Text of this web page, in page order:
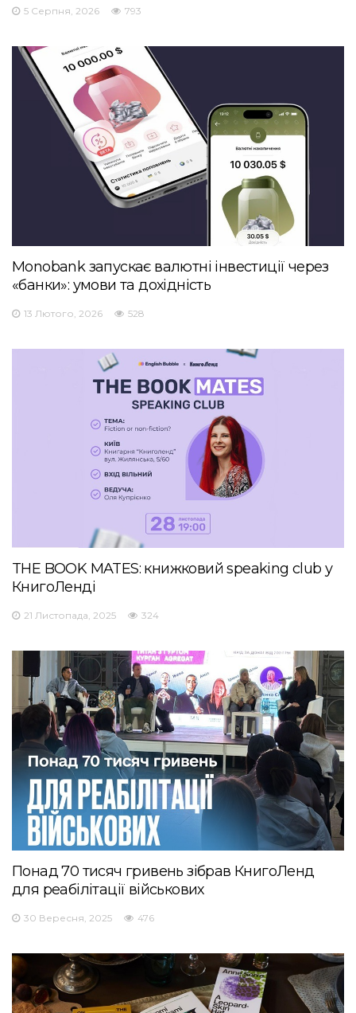
5 Серпня, 2026 793
Monobank запускає валютні інвестиції через
«банки»: умови та дохідність
13 Лютого, 2026 528
THE BOOK MATES: книжковий speaking club у
КнигоЛенді
21 Листопада, 2025 324
Понад 70 тисяч гривень зібрав КнигоЛенд
для реабілітації військових
30 Вересня, 2025 476